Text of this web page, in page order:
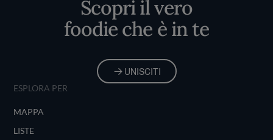
Scopri il vero
foodie che è in te
UNISCITI
ESPLORA PER
MAPPA
LISTE